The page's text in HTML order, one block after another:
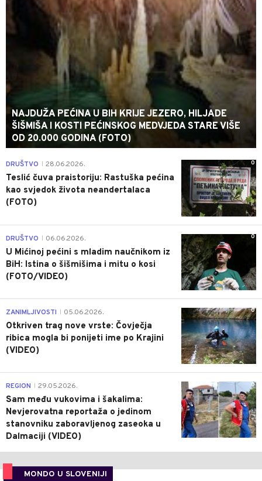
NAJDUŽA PEĆINA U BIH KRIJE JEZERO, HILJADE
ŠIŠMIŠA I KOSTI PEĆINSKOG MEDVJEDA STARE VIŠE
OD 20.000 GODINA (FOTO)
0
DRUŠTVO 28.06.2026.
Teslić čuva praistoriju: Rastuška pećina
kao svjedok života neandertalaca
(FOTO)
0
DRUŠTVO 06.06.2026.
U Mićinoj pećini s mladim naučnikom iz
BiH: Istina o šišmišima i mitu o kosi
(FOTO/VIDEO)
0
ZANIMLJIVOSTI 05.06.2026.
Otkriven trag nove vrste: Čovječja
ribica mogla bi ponijeti ime po Krajini
(VIDEO)
0
REGION 29.05.2026.
Sam među vukovima i šakalima:
Nevjerovatna reportaža o jedinom
stanovniku zaboravljenog zaseoka u
Dalmaciji (VIDEO)
MONDO U SLOVENIJI